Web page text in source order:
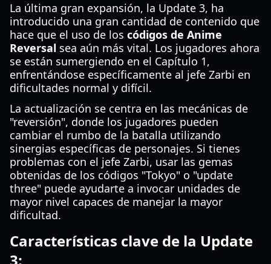
La última gran expansión, la Update 3, ha
introducido una gran cantidad de contenido que
hace que el uso de los códigos de Anime
Reversal sea aún más vital. Los jugadores ahora
se están sumergiendo en el Capítulo 1,
enfrentándose específicamente al jefe Zarbi en
dificultades normal y difícil.
La actualización se centra en las mecánicas de
"reversión", donde los jugadores pueden
cambiar el rumbo de la batalla utilizando
sinergias específicas de personajes. Si tienes
problemas con el jefe Zarbi, usar las gemas
obtenidas de los códigos "Tokyo" o "update
three" puede ayudarte a invocar unidades de
mayor nivel capaces de manejar la mayor
dificultad.
Características clave de la Update